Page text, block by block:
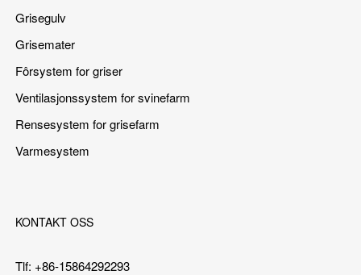
Grisegulv
Grisemater
Fôrsystem for griser
Ventilasjonssystem for svinefarm
Rensesystem for grisefarm
Varmesystem
KONTAKT OSS
Tlf: +86-15864292293